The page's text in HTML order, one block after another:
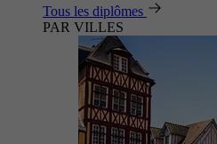
Tous les diplômes
PAR VILLES